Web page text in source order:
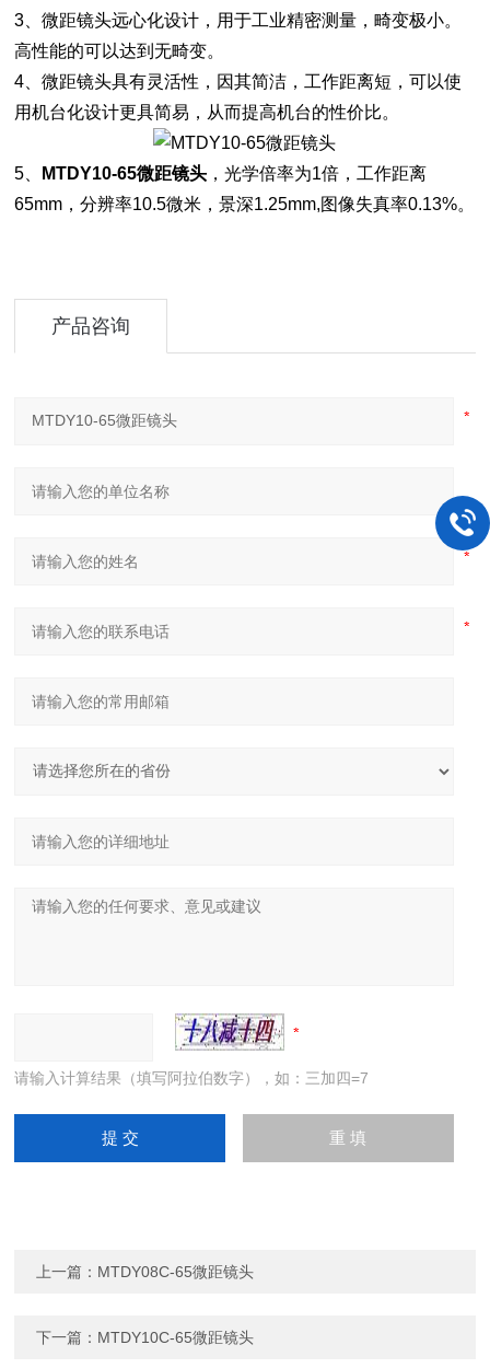
3、微距镜头远心化设计，用于工业精密测量，畸变极小。
高性能的可以达到无畸变。
4、微距镜头具有灵活性，因其简洁，工作距离短，可以使
用机台化设计更具简易，从而提高机台的性价比。
5、 MTDY10-65微距镜头 ，光学倍率为1倍，工作距离
65mm，分辨率10.5微米，景深1.25mm,图像失真率0.13%。
产品咨询
请输入计算结果（填写阿拉伯数字），如：三加四=7
上一篇： MTDY08C-65微距镜头
下一篇： MTDY10C-65微距镜头